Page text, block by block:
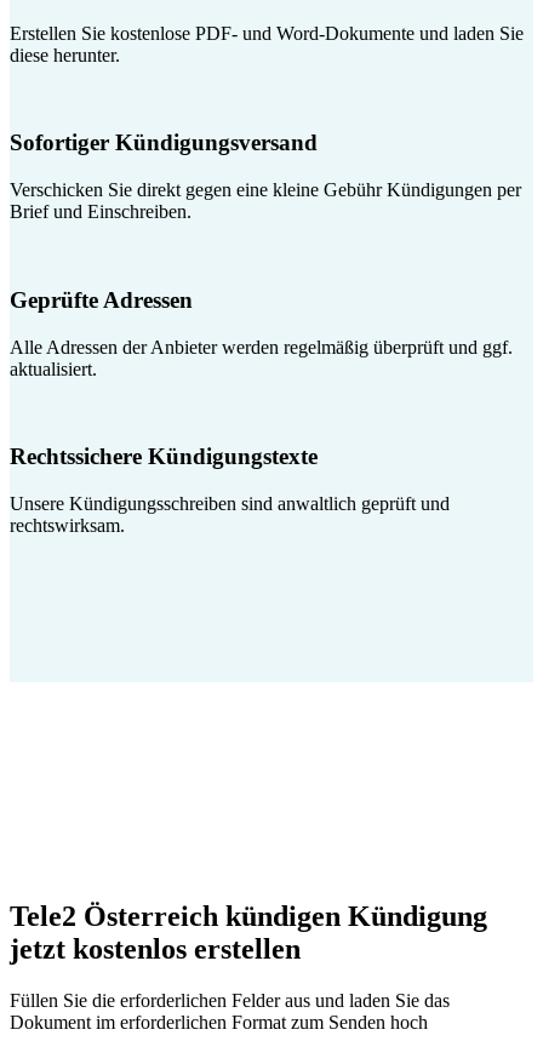
Erstellen Sie kostenlose PDF- und Word-Dokumente und laden Sie
diese herunter.
Sofortiger Kündigungsversand
Verschicken Sie direkt gegen eine kleine Gebühr Kündigungen per
Brief und Einschreiben.
Geprüfte Adressen
Alle Adressen der Anbieter werden regelmäßig überprüft und ggf.
aktualisiert.
Rechtssichere Kündigungstexte
Unsere Kündigungsschreiben sind anwaltlich geprüft und
rechtswirksam.
Tele2 Österreich kündigen Kündigung
jetzt kostenlos erstellen
Füllen Sie die erforderlichen Felder aus und laden Sie das
Dokument im erforderlichen Format zum Senden hoch